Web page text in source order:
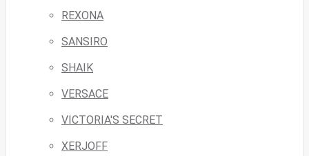
REXONA
SANSIRO
SHAIK
VERSACE
VICTORIA'S SECRET
XERJOFF